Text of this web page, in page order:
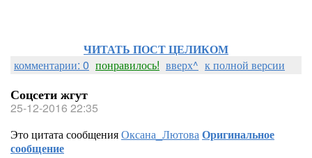
ЧИТАТЬ ПОСТ ЦЕЛИКОМ
комментарии: 0 понравилось! вверх^ к полной версии
Соцсети жгут
25-12-2016 22:35
Это цитата сообщенияОксана_ЛютоваОригинальное
сообщение